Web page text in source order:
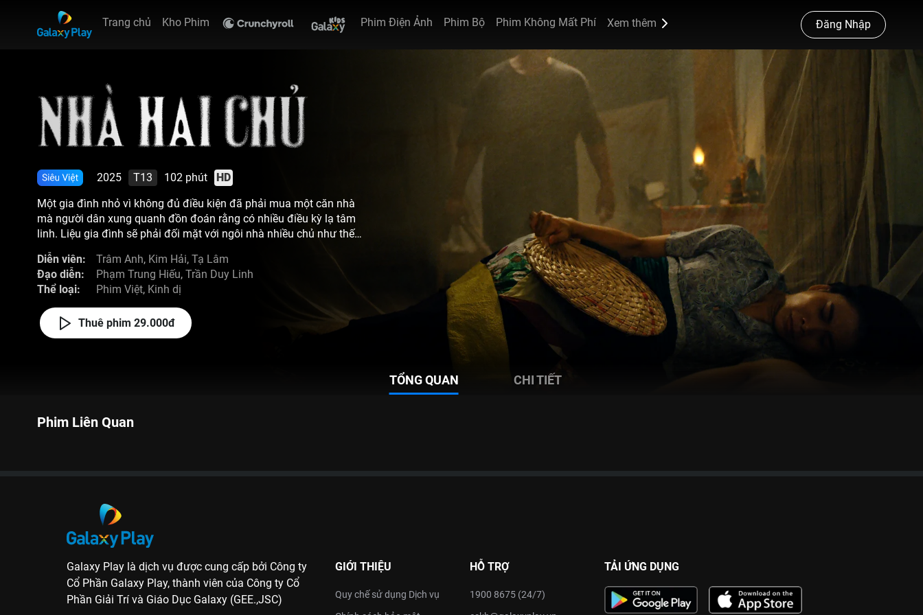
Trang chủ Kho Phim Phim Điện Ảnh Phim Bộ Phim Không Mất Phí Xem thêm Đăng Nhập
2025 T13 102 phút
HD
Một gia đình nhỏ vì không đủ điều kiện đã phải mua một căn nhà
mà người dân xung quanh đồn đoán rằng có nhiều điều kỳ lạ tâm
linh. Liệu gia đình sẽ phải đối mặt với ngôi nhà nhiều chủ như thế
nào?
Diễn viên: Trâm Anh, Kim Hải, Tạ Lâm
Đạo diễn:
Phạm Trung Hiếu, Trần Duy Linh
Thể loại:
Phim Việt, Kinh dị
Thuê phim 29.000đ
TỔNG QUAN CHI TIẾT
Phim Liên Quan
Galaxy Play là dịch vụ được cung cấp bởi Công ty
Cổ Phần Galaxy Play, thành viên của Công ty Cổ
Phần Giải Trí và Giáo Dục Galaxy (GEE.,JSC)
GIỚI THIỆU
Quy chế sử dụng Dịch vụ
HỖ TRỢ
1900 8675 (24/7)
TẢI ỨNG DỤNG